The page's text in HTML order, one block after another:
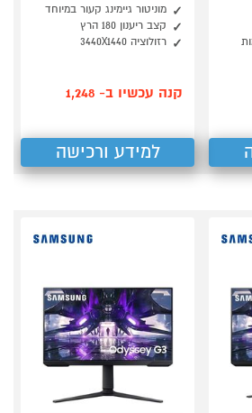
מוניטור גיימינג קעור במיוחד
קצב ריענון 180 הרץ
רזולוציה 3440X1440
קנה עכשיו ב- 1,248
למידע ורכישה